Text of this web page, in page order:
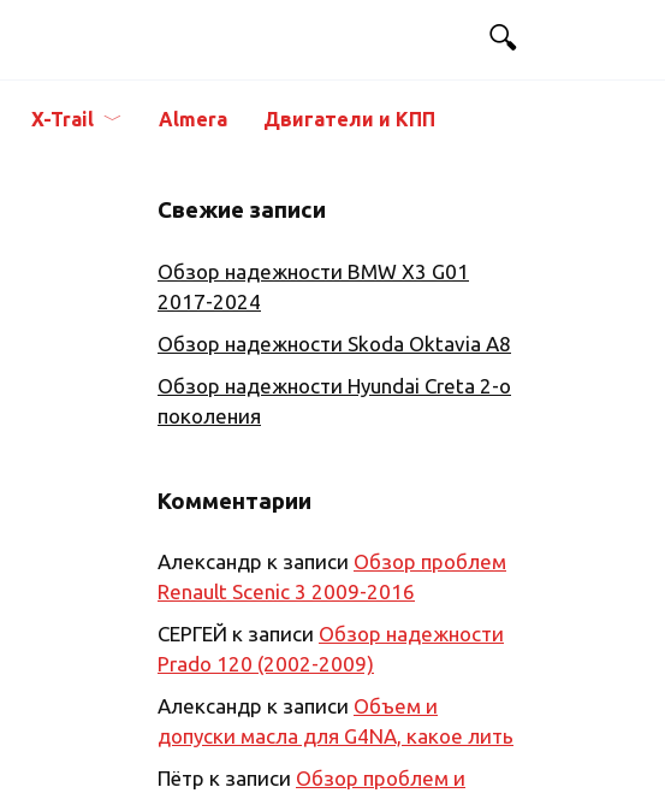
X-Trail Almera Двигатели и КПП
Свежие записи
Обзор надежности BMW X3 G01
2017-2024
Обзор надежности Skoda Oktavia A8
Обзор надежности Hyundai Creta 2-о
поколения
Комментарии
Александр к записи Обзор проблем
Renault Scenic 3 2009-2016
СЕРГЕЙ к записи Обзор надежности
Prado 120 (2002-2009)
Александр к записи Объем и
допуски масла для G4NA, какое лить
Пётр к записи Обзор проблем и